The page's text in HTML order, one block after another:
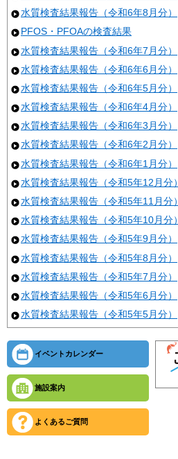
水質検査結果報告（令和6年8月分）
PFOS・PFOAの検査結果
水質検査結果報告（令和6年7月分）
水質検査結果報告（令和6年6月分）
水質検査結果報告（令和6年5月分）
水質検査結果報告（令和6年4月分）
水質検査結果報告（令和6年3月分）
水質検査結果報告（令和6年2月分）
水質検査結果報告（令和6年1月分）
水質検査結果報告（令和5年12月分）
水質検査結果報告（令和5年11月分）
水質検査結果報告（令和5年10月分）
水質検査結果報告（令和5年9月分）
水質検査結果報告（令和5年8月分）
水質検査結果報告（令和5年7月分）
水質検査結果報告（令和5年6月分）
水質検査結果報告（令和5年5月分）
イベントカレンダー
施設案内
よくあるご質問